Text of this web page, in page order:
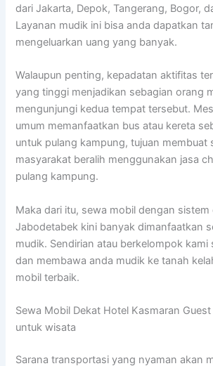
dari Jakarta, Depok, Tangerang, Bogor,
Layanan mudik ini bisa anda dapatkan
mengeluarkan uang yang banyak.
Walaupun penting, kepadatan aktifitas
yang tinggi menjadikan sebagian orang
mengunjungi kedua tempat tersebut.
umum memanfaatkan bus atau kereta
untuk pulang kampung, tujuan membuat
masyarakat beralih menggunakan jasa
pulang kampung.
Maka dari itu, sewa mobil dengan
Jabodetabek kini banyak dimanfaatkan
mudik. Sendirian atau berkelompok kami
dan membawa anda mudik ke tanah
mobil terbaik.
Sewa Mobil Dekat Hotel Kasmaran
untuk wisata
Sarana transportasi yang nyaman akan